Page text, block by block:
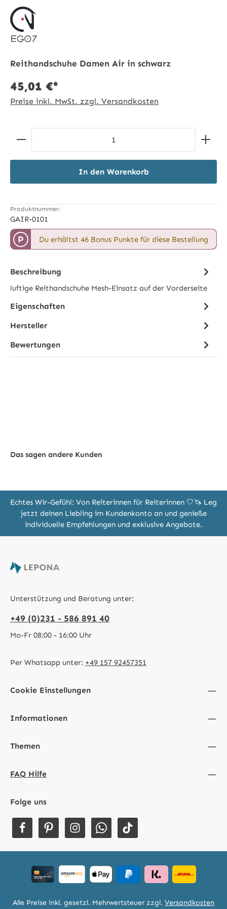
Reithandschuhe Damen Air in schwarz
45,01 €*
Preise inkl. MwSt. zzgl. Versandkosten
Produkt Anzahl: Gib den gewünschten Wert ein
In den Warenkorb
Produktnummer:
GAIR-0101
P Du erhältst 46 Bonus Punkte für diese Bestellung
Beschreibung
luftige Reithandschuhe Mesh-Einsatz auf der Vorderseite
Eigenschaften
Hersteller
Bewertungen
Das sagen andere Kunden
Echtes Wir-Gefühl: Von Reiterinnen für Reiterinnen 🤍🦄 Leg
jetzt deinen Liebling im Kundenkonto an und genieße
individuelle Empfehlungen und exklusive Angebote.
Unterstützung und Beratung unter:
+49 (0)231 - 586 891 40
Mo-Fr 08:00 - 16:00 Uhr
Per Whatsapp unter: +49 157 92457351
Cookie Einstellungen
Informationen
Themen
FAQ Hilfe
Folge uns
Alle Preise inkl. gesetzl. Mehrwertsteuer zzgl. Versandkosten